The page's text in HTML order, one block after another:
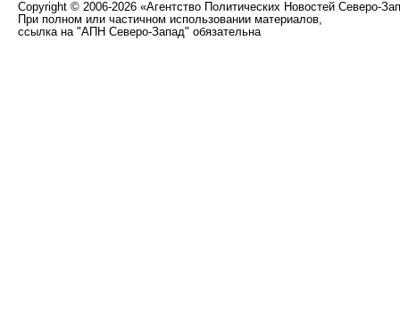
Copyright © 2006-2026 «Агентство Политических Новостей Северо-
При полном или частичном использовании материалов,
ссылка на "АПН Северо-Запад" обязательна